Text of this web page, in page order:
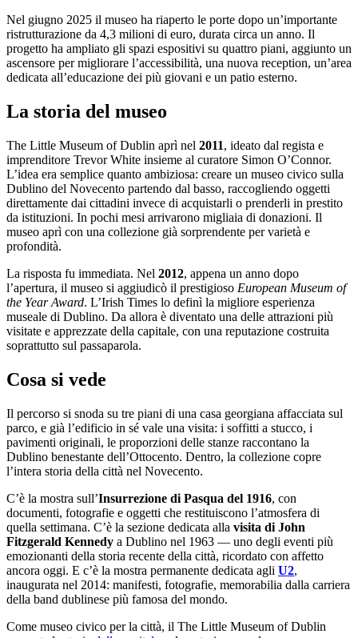
Nel giugno 2025 il museo ha riaperto le porte dopo un’importante
ristrutturazione da 4,3 milioni di euro, durata circa un anno. Il
progetto ha ampliato gli spazi espositivi su quattro piani, aggiunto un
ascensore per migliorare l’accessibilità, una nuova reception, un’area
dedicata all’educazione dei più giovani e un patio esterno.
La storia del museo
The Little Museum of Dublin aprì nel 2011, ideato dal regista e
imprenditore Trevor White insieme al curatore Simon O’Connor.
L’idea era semplice quanto ambiziosa: creare un museo civico sulla
Dublino del Novecento partendo dal basso, raccogliendo oggetti
direttamente dai cittadini invece di acquistarli o prenderli in prestito
da istituzioni. In pochi mesi arrivarono migliaia di donazioni. Il
museo aprì con una collezione già sorprendente per varietà e
profondità.
La risposta fu immediata. Nel 2012, appena un anno dopo
l’apertura, il museo si aggiudicò il prestigioso European Museum of
the Year Award. L’Irish Times lo definì la migliore esperienza
museale di Dublino. Da allora è diventato una delle attrazioni più
visitate e apprezzate della capitale, con una reputazione costruita
soprattutto sul passaparola.
Cosa si vede
Il percorso si snoda su tre piani di una casa georgiana affacciata sul
parco, e già l’edificio in sé vale una visita: i soffitti a stucco, i
pavimenti originali, le proporzioni delle stanze raccontano la
Dublino benestante dell’Ottocento. Dentro, la collezione copre
l’intera storia della città nel Novecento.
C’è la mostra sull’Insurrezione di Pasqua del 1916, con
documenti, fotografie e oggetti che restituiscono l’atmosfera di
quella settimana. C’è la sezione dedicata alla visita di John
Fitzgerald Kennedy a Dublino nel 1963 — uno degli eventi più
emozionanti della storia recente della città, ricordato con affetto
ancora oggi. E c’è la mostra permanente dedicata agli U2,
inaugurata nel 2014: manifesti, fotografie, memorabilia dalla carriera
della band dublinese più famosa del mondo.
Come museo civico per la città, il The Little Museum of Dublin